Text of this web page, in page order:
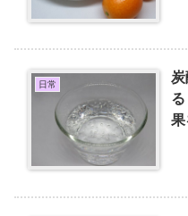
日常
炭
果